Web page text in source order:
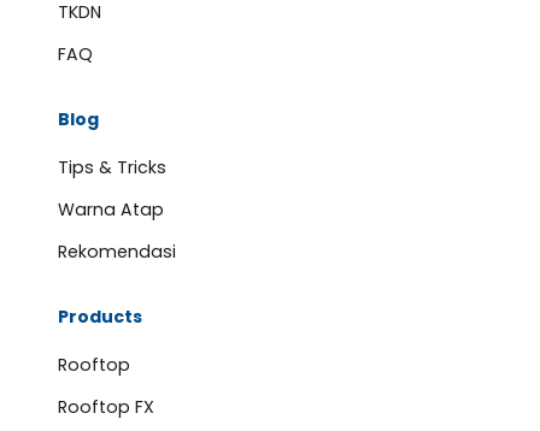
TKDN
FAQ
Blog
Tips & Tricks
Warna Atap
Rekomendasi
Products
Rooftop
Rooftop FX